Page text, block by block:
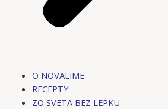
O NOVALIME
RECEPTY
ZO SVETA BEZ LEPKU